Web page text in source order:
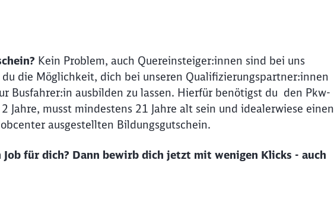
Kein Problem, auch Quereinsteiger:innen sind bei uns
die Möglichkeit, dich bei unseren Qualifizierungspartner:innen
Busfahrer:in ausbilden zu lassen. Hierfür benötigst du den Pkw-
Jahre, musst mindestens 21 Jahre alt sein und idealerwiese einen
ausgestellten Bildungsgutschein.
Job für dich? Dann bewirb dich jetzt mit wenigen Klicks - auch
Möchten Sie zuweitergeleitet werden?
Abbrechen Weiter